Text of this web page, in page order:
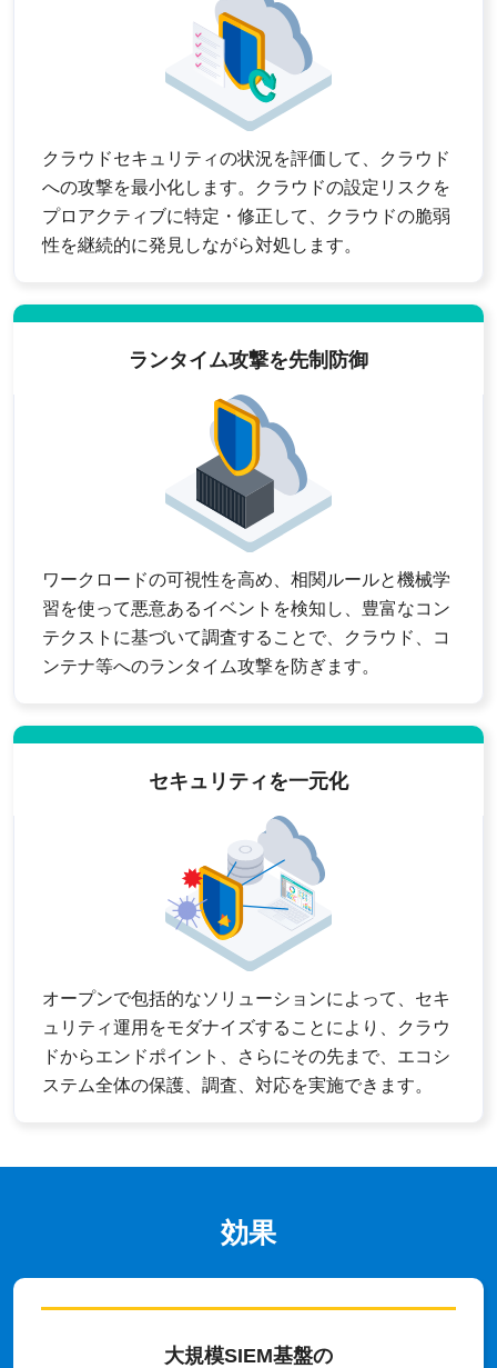
クラウドセキュリティの状況を評価して、クラウド
への攻撃を最小化します。クラウドの設定リスクを
プロアクティブに特定・修正して、クラウドの脆弱
性を継続的に発見しながら対処します。
ランタイム攻撃を先制防御
ワークロードの可視性を高め、相関ルールと機械学
習を使って悪意あるイベントを検知し、豊富なコン
テクストに基づいて調査することで、クラウド、コ
ンテナ等へのランタイム攻撃を防ぎます。
セキュリティを一元化
オープンで包括的なソリューションによって、セキ
ュリティ運用をモダナイズすることにより、クラウ
ドからエンドポイント、さらにその先まで、エコシ
ステム全体の保護、調査、対応を実施できます。
効果
大規模SIEM基盤の